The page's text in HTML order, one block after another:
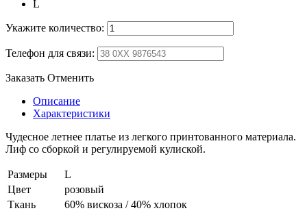
L
Укажите количество:
Телефон для связи:
Заказать Отменить
Описание
Характеристики
Чудесное летнее платье из легкого принтованного материала.
Лиф со сборкой и регулируемой кулиской.
Размеры
L
Цвет
розовый
Ткань
60% вискоза / 40% хлопок